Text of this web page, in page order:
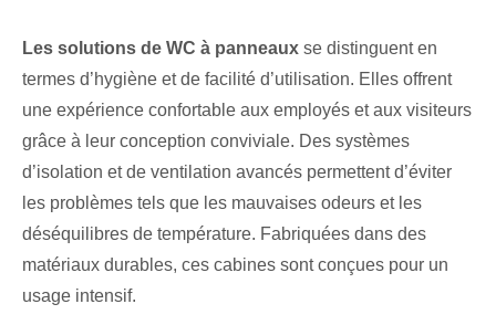
Les solutions de WC à panneaux se distinguent en
termes d’hygiène et de facilité d’utilisation. Elles offrent
une expérience confortable aux employés et aux visiteurs
grâce à leur conception conviviale. Des systèmes
d’isolation et de ventilation avancés permettent d’éviter
les problèmes tels que les mauvaises odeurs et les
déséquilibres de température. Fabriquées dans des
matériaux durables, ces cabines sont conçues pour un
usage intensif.